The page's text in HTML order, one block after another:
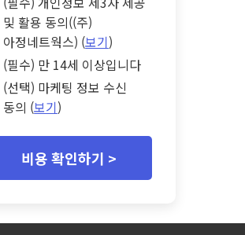
및 활용 동의((주)
아정네트웍스) (보기)
(필수) 만 14세 이상입니다
(선택) 마케팅 정보 수신
동의 (보기)
비용 확인하기 >